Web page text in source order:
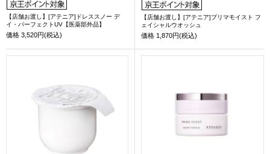
【店舗お渡し】[アテニア]ドレススノー デ
イ・パーフェクトUV【医薬部外品】
価格 3,520円(税込)
【店舗お渡し】[アテニア]プリマモイスト フ
ェイシャルウオッシュ
価格 1,870円(税込)